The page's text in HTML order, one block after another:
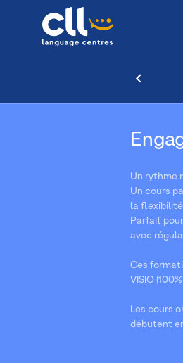
Un rythme
Un cours
la
Parfait
avec
Ces
VISIO
Les cours
débutent